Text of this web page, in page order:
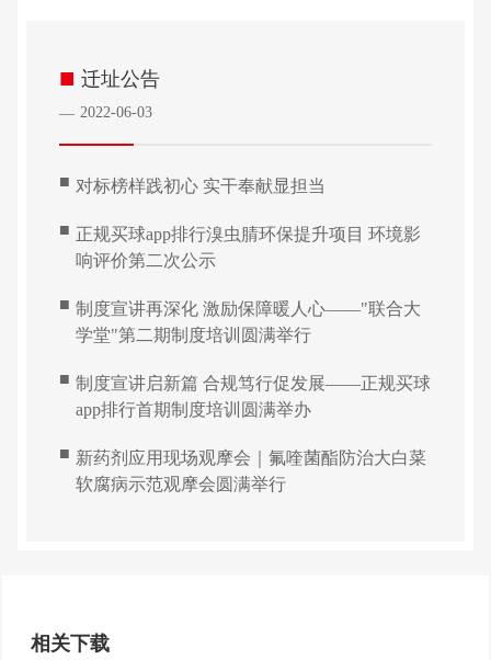
■ 迁址公告
— 2022-06-03
■ 对标榜样践初心 实干奉献显担当
■ 正规买球app排行溴虫腈环保提升项目 环境影
响评价第二次公示
■ 制度宣讲再深化 激励保障暖人心——"联合大
学堂"第二期制度培训圆满举行
■ 制度宣讲启新篇 合规笃行促发展——正规买球
app排行首期制度培训圆满举办
■ 新药剂应用现场观摩会｜氟喹菌酯防治大白菜
软腐病示范观摩会圆满举行
相关下载